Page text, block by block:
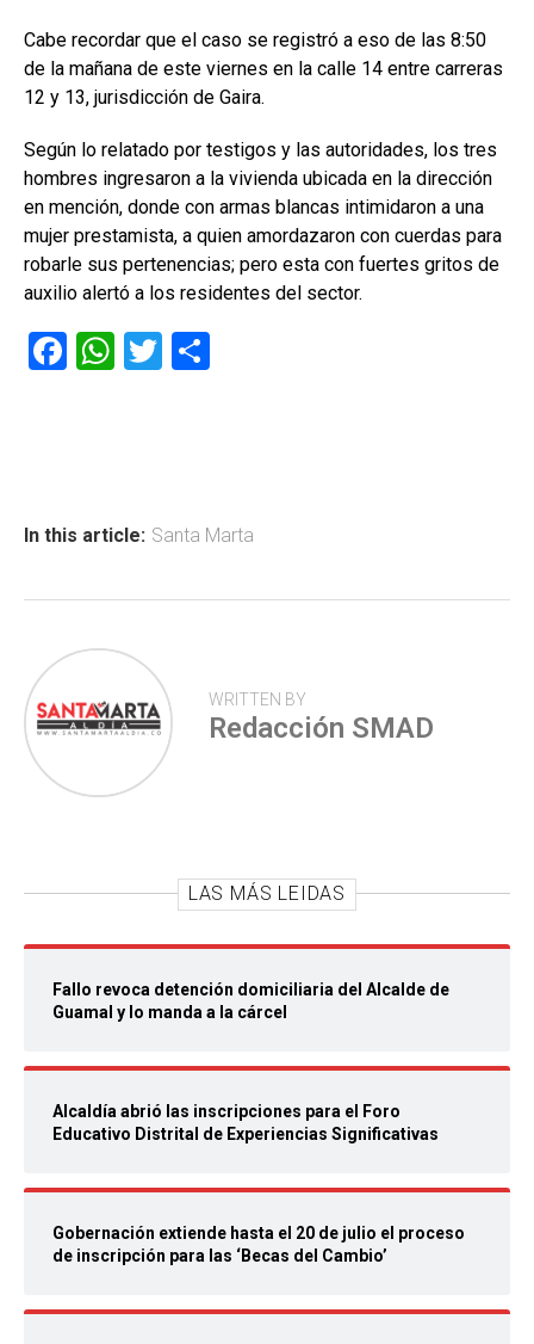
Cabe recordar que el caso se registró a eso de las 8:50
de la mañana de este viernes en la calle 14 entre carreras
12 y 13, jurisdicción de Gaira.
Según lo relatado por testigos y las autoridades, los tres
hombres ingresaron a la vivienda ubicada en la dirección
en mención, donde con armas blancas intimidaron a una
mujer prestamista, a quien amordazaron con cuerdas para
robarle sus pertenencias; pero esta con fuertes gritos de
auxilio alertó a los residentes del sector.
F
ok
W
p
T
tir
In this article: Santa Marta
WRITTEN BY
Redacción SMAD
LAS MÁS LEIDAS
Fallo revoca detención domiciliaria del Alcalde de
Guamal y lo manda a la cárcel
Alcaldía abrió las inscripciones para el Foro
Educativo Distrital de Experiencias Significativas
Gobernación extiende hasta el 20 de julio el proceso
de inscripción para las ‘Becas del Cambio’